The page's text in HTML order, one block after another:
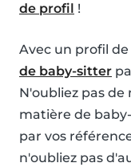
de profil !
Avec un profil
de baby-sitter
N'oubliez pas
matière de
par vos
n'oubliez pas